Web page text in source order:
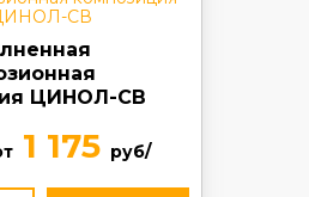
ЦИНОЛ-СВ
1 175 руб/